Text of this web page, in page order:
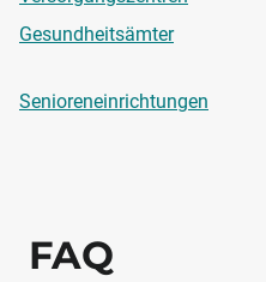
Gesundheitsämter
Senioreneinrichtungen
FAQ